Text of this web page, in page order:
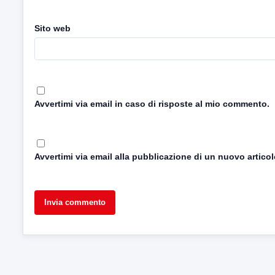
Sito web
Avvertimi via email in caso di risposte al mio commento.
Avvertimi via email alla pubblicazione di un nuovo